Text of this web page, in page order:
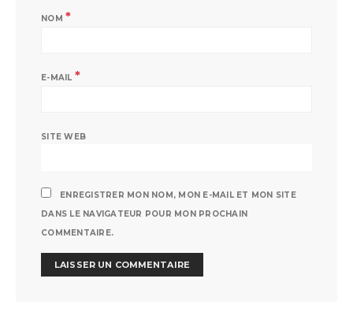
NOM *
E-MAIL *
SITE WEB
ENREGISTRER MON NOM, MON E-MAIL ET MON SITE
DANS LE NAVIGATEUR POUR MON PROCHAIN
COMMENTAIRE.